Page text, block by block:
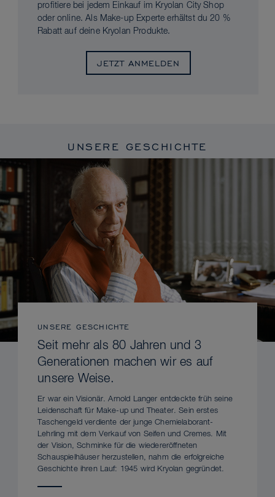
profitiere bei jedem Einkauf im Kryolan City Shop
oder online. Als Make-up Experte erhältst du 20 %
Rabatt auf deine Kryolan Produkte.
JETZT ANMELDEN
UNSERE GESCHICHTE
UNSERE GESCHICHTE
Seit mehr als 80 Jahren und 3
Generationen machen wir es auf
unsere Weise.
Er war ein Visionär. Arnold Langer entdeckte früh seine
Leidenschaft für Make-up und Theater. Sein erstes
Taschengeld verdiente der junge Chemielaborant-
Lehrling mit dem Verkauf von Seifen und Cremes. Mit
der Vision, Schminke für die wiedereröffneten
Schauspielhäuser herzustellen, nahm die erfolgreiche
Geschichte ihren Lauf: 1945 wird Kryolan gegründet.